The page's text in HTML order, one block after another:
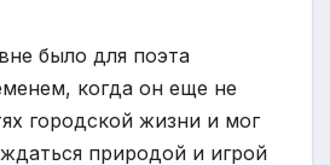
было для поэта
когда он еще не
городской жизни и мог
природой и игрой